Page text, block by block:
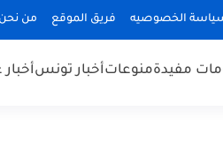
الخصوصيه فريق الموقع من نحن
مفيدةمنوعاتأخبار تونس